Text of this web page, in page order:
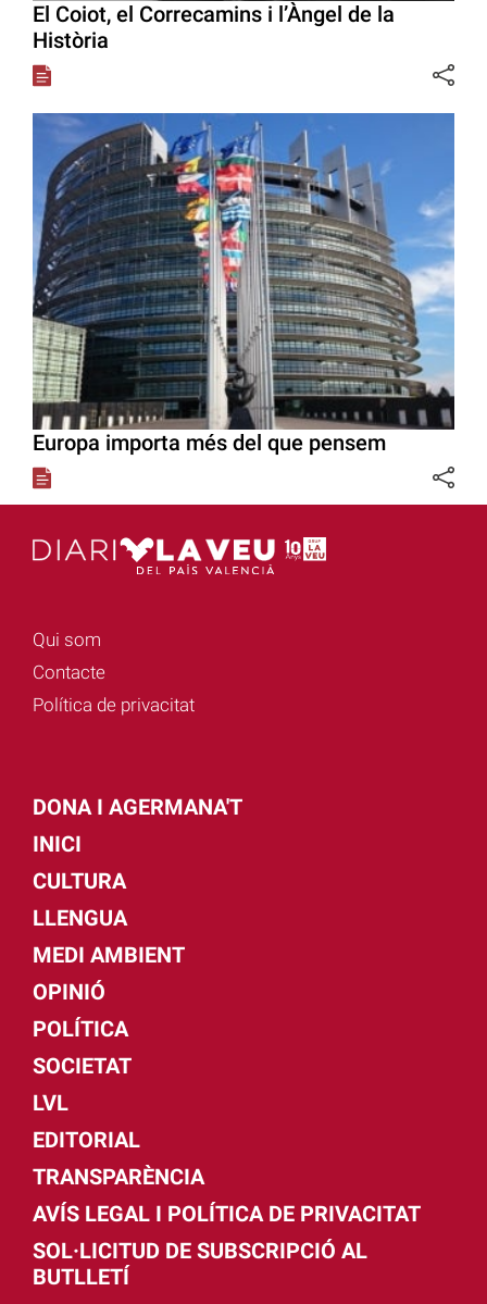
El Coiot, el Correcamins i l’Àngel de la
Història
Europa importa més del que pensem
Qui som
Contacte
Política de privacitat
DONA I AGERMANA'T
INICI
CULTURA
LLENGUA
MEDI AMBIENT
OPINIÓ
POLÍTICA
SOCIETAT
LVL
EDITORIAL
TRANSPARÈNCIA
AVÍS LEGAL I POLÍTICA DE PRIVACITAT
SOL·LICITUD DE SUBSCRIPCIÓ AL
BUTLLETÍ